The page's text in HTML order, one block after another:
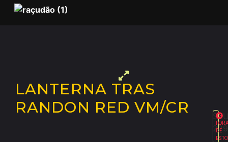
LANTERNA TRAS
RANDON RED VM/CR
DE